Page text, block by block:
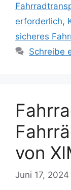
erforderlich,
sicheres
Schreibe
von
Juni 17, 2024